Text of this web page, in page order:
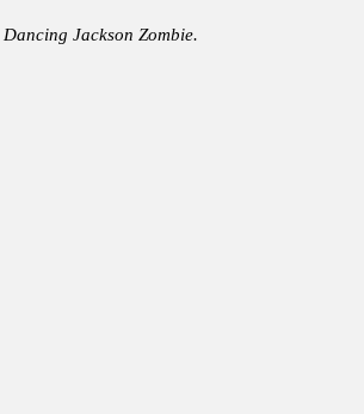
Dancing Jackson Zombie.